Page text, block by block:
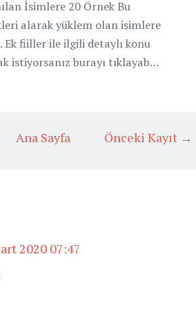
İsimlere 20 Örnek Bu
alarak yüklem olan isimlere
Ek fiiller ile ilgili detaylı konu
istiyorsanız burayı tıklayab…
Önceki Kayıt →
Ana Sayfa
2020 07:47